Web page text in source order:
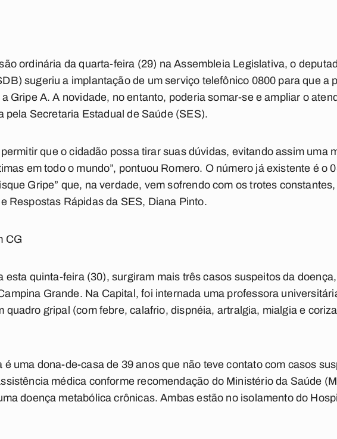
ordinária da quarta-feira (29) na Assembleia Legislativa, o
sugeriu a implantação de um serviço telefônico 0800 para que a
Gripe A. A novidade, no entanto, poderia somar-se e ampliar o
pela Secretaria Estadual de Saúde (SES).
que o cidadão possa tirar suas dúvidas, evitando assim uma
em todo o mundo”, pontuou Romero. O número já existente é o
Gripe” que, na verdade, vem sofrendo com os trotes
Respostas Rápidas da SES, Diana Pinto.
CG
esta quinta-feira (30), surgiram mais três casos suspeitos da
Grande. Na Capital, foi internada uma professora
quadro gripal (com febre, calafrio, dispnéia, artralgia, mialgia e
é uma dona-de-casa de 39 anos que não teve contato com casos
médica conforme recomendação do Ministério da Saúde
doença metabólica crônicas. Ambas estão no isolamento do